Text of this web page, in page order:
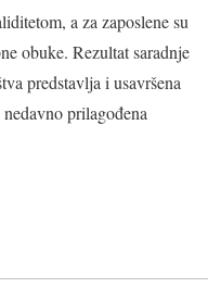
a za zaposlene su
obuke. Rezultat saradnje
predstavlja i usavršena
prilagođena